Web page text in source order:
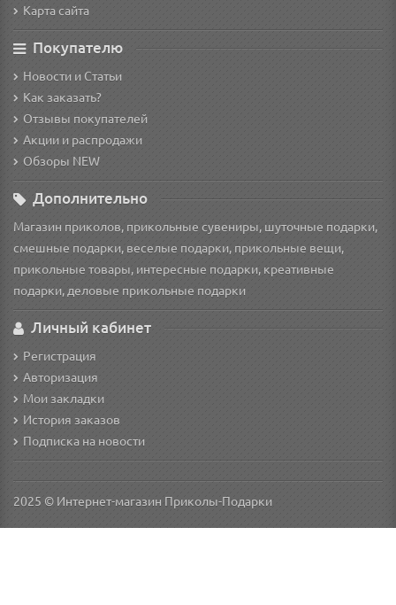
Карта сайта
Покупателю
Новости и Статьи
Как заказать?
Отзывы покупателей
Акции и распродажи
Обзоры NEW
Дополнительно
Магазин приколов, прикольные сувениры, шуточные подарки,
смешные подарки, веселые подарки, прикольные вещи,
прикольные товары, интересные подарки, креативные
подарки, деловые прикольные подарки
Личный кабинет
Регистрация
Авторизация
Мои закладки
История заказов
Подписка на новости
2025 © Интернет-магазин Приколы-Подарки